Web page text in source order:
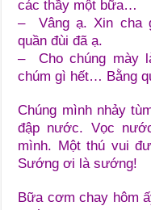
các thầy một bữa…
– Vâng ạ. Xin cha
quần đùi đã ạ.
– Cho chúng mày
chúm gì hết… Bằng
Chúng mình nhảy
đập nước. Vọc
mình. Một thú vui
Sướng ơi là sướng!
Bữa cơm chay hôm